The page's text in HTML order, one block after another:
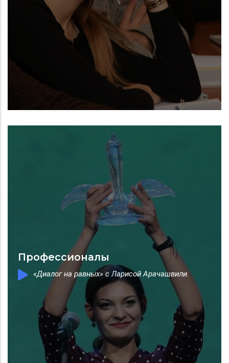
Профессионалы
«Диалог на равных» с Ларисой Арачашвили.